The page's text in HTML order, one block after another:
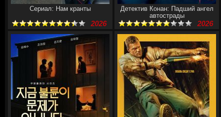
Сериал: Нам кранты
2026
Детектив Конан: Падший ангел
автострады
2026